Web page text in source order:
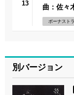
13
曲：佐々
ボーナスト
別バージョン